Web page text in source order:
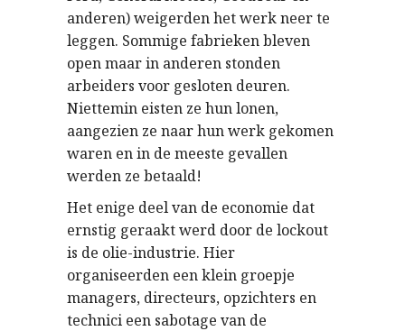
anderen) weigerden het werk neer te
leggen. Sommige fabrieken bleven
open maar in anderen stonden
arbeiders voor gesloten deuren.
Niettemin eisten ze hun lonen,
aangezien ze naar hun werk gekomen
waren en in de meeste gevallen
werden ze betaald!
Het enige deel van de economie dat
ernstig geraakt werd door de lockout
is de olie-industrie. Hier
organiseerden een klein groepje
managers, directeurs, opzichters en
technici een sabotage van de